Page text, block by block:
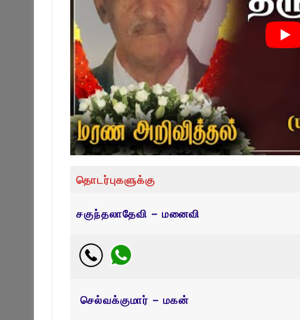
தொடர்புகளுக்கு
சகுந்தலாதேவி – மனைவி
செல்வக்குமார் – மகன்